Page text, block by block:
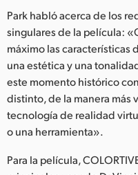
Park habló acerca de los
singulares de la película:
máximo las características
una estética y una
este momento histórico
distinto, de la manera más
tecnología de realidad
o una herramienta».
Para la película,